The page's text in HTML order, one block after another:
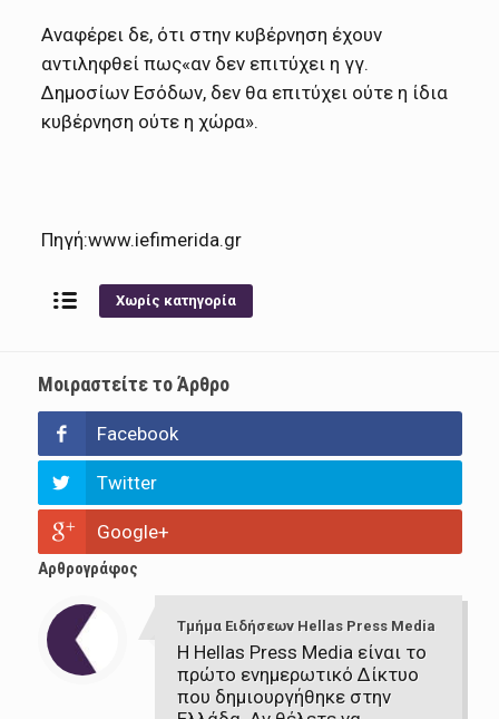
Αναφέρει δε, ότι στην κυβέρνηση έχουν
αντιληφθεί πως«αν δεν επιτύχει η γγ.
Δημοσίων Εσόδων, δεν θα επιτύχει ούτε η ίδια
κυβέρνηση ούτε η χώρα».
Πηγή:www.iefimerida.gr
Χωρίς κατηγορία
Μοιραστείτε το Άρθρο
Facebook
Twitter
Google+
Αρθρογράφος
Τμήμα Ειδήσεων Hellas Press Media
Η Hellas Press Media είναι το
πρώτο ενημερωτικό Δίκτυο
που δημιουργήθηκε στην